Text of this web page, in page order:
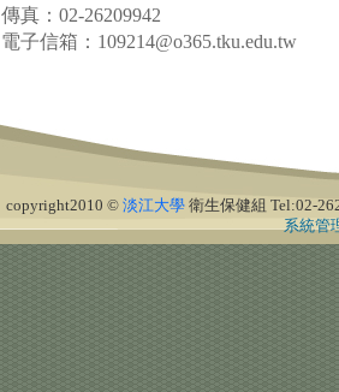
傳真：02-26209942
電子信箱：109214@o365.tku.edu.tw
copyright2010 © 淡江大學 衛生保健組 Tel:02-
系統管